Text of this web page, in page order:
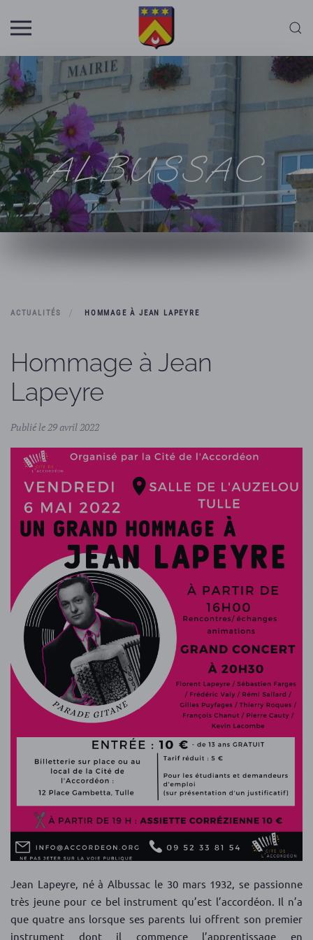
Skip to main content
ALBUSSAC
ACTUALITÉS HOMMAGE À JEAN LAPEYRE
Hommage à Jean
Lapeyre
Publié le 29 avril 2022
Jean Lapeyre, né à Albussac le 30 mars 1932, se passionne
très jeune pour ce bel instrument qu’est l’accordéon. Il n’a
que quatre ans lorsque ses parents lui offrent son premier
instrument dont il commence l’apprentissage en